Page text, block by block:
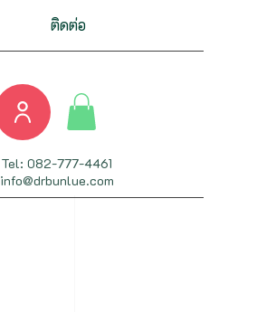
ติดต่อ
Tel: 082-777-4461
info@drbunlue.com